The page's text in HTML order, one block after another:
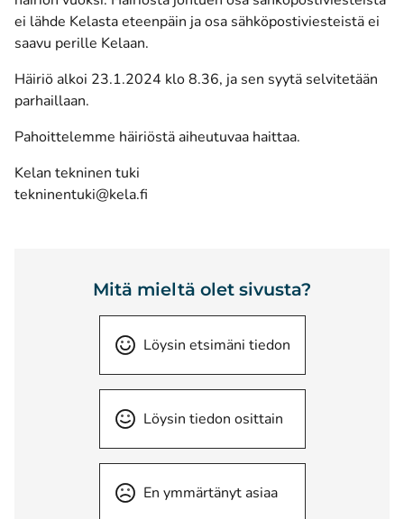
ei lähde Kelasta eteenpäin ja osa sähköpostiviesteistä ei
saavu perille Kelaan.
Häiriö alkoi 23.1.2024 klo 8.36, ja sen syytä selvitetään
parhaillaan.
Pahoittelemme häiriöstä aiheutuvaa haittaa.
Kelan tekninen tuki
tekninentuki@kela.fi
Mitä mieltä olet sivusta?
Löysin etsimäni tiedon
Löysin tiedon osittain
En ymmärtänyt asiaa